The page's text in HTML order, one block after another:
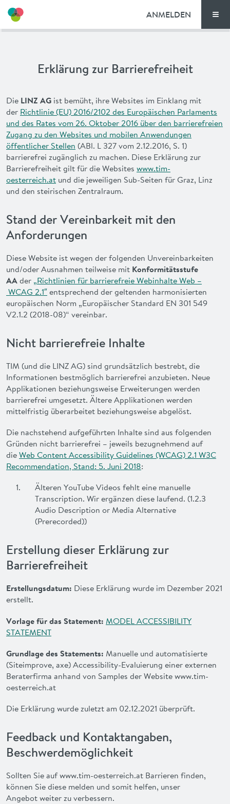
TIM-STANDORTE
DOKUMENTE
GUTSCHEINE
NEWS
FAQ
KONTAKT
ANMELDEN
Erklärung zur Barrierefreiheit
Die LINZ AG ist bemüht, ihre Websites im Einklang mit
der Richtlinie (EU) 2016/2102 des Europäischen Parlaments
und des Rates vom 26. Oktober 2016 über den barrierefreien
Zugang zu den Websites und mobilen Anwendungen
öffentlicher Stellen (ABl. L 327 vom 2.12.2016, S. 1)
barrierefrei zugänglich zu machen. Diese Erklärung zur
Barrierefreiheit gilt für die Websites www.tim-
oesterreich.at und die jeweiligen Sub-Seiten für Graz, Linz
und den steirischen Zentralraum.
Stand der Vereinbarkeit mit den
Anforderungen
DieseWebsite ist wegen der folgenden Unvereinbarkeiten
und/oder Ausnahmen teilweise mit Konformitätsstufe
AAder „Richtlinien für barrierefreie Webinhalte Web –
WCAG 2.1″entsprechend der geltenden harmonisierten
europäischen Norm „Europäischer Standard EN 301 549
V2.1.2 (2018-08)“ vereinbar.
Nicht barrierefreie Inhalte
TIM (und die LINZ AG) sind grundsätzlich bestrebt, die
Informationen bestmöglich barrierefrei anzubieten. Neue
Applikationen beziehungsweise Erweiterungen werden
barrierefrei umgesetzt. Ältere Applikationen werden
mittelfristig überarbeitet beziehungsweise abgelöst.
Die nachstehend aufgeführten Inhalte sind aus folgenden
Gründen nicht barrierefrei – jeweils bezugnehmend auf
dieWeb Content Accessibility Guidelines (WCAG) 2.1 W3C
Recommendation, Stand: 5. Juni 2018:
Älteren YouTube Videos fehlt eine manuelle
Transcription. Wir ergänzen diese laufend. (1.2.3
Audio Description or Media Alternative
(Prerecorded))
Erstellung dieser Erklärung zur
Barrierefreiheit
Erstellungsdatum: Diese Erklärung wurde im Dezember 2021
erstellt.
Vorlage für das Statement: MODEL ACCESSIBILITY
STATEMENT
Grundlage des Statements: Manuelle und automatisierte
(Siteimprove, axe) Accessibility-Evaluierung einer externen
Beraterfirma anhand von Samples der Website www.tim-
oesterreich.at
Die Erklärung wurde zuletzt am 02.12.2021 überprüft.
Feedback und Kontaktangaben,
Beschwerdemöglichkeit
Sollten Sie auf www.tim-oesterreich.at Barrieren finden,
können Sie diese melden und somit helfen, unser
Angebot weiter zu verbessern.